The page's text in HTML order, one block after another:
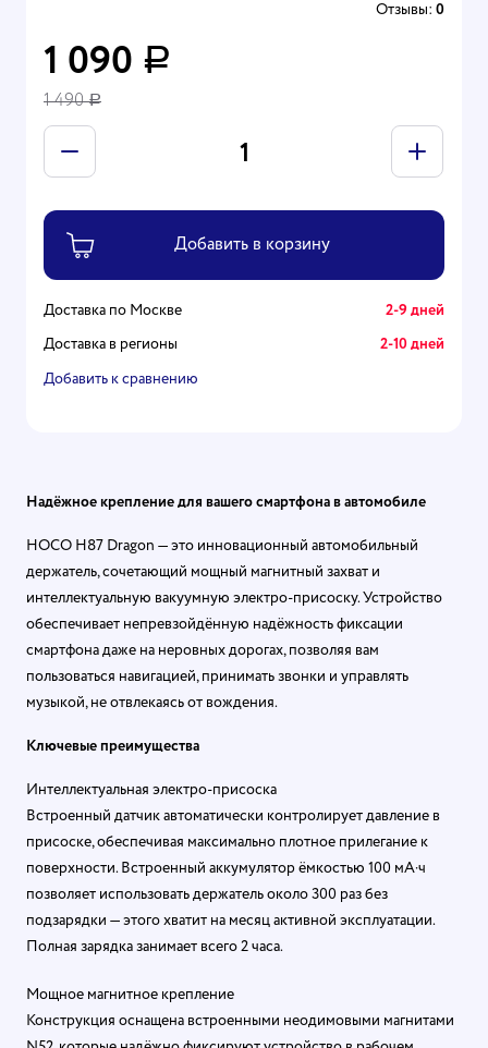
Отзывы: 0
1 090 Р
1 490Р
Доставка по Москве 2-9 дней
Доставка в регионы 2-10 дней
Добавить к сравнению
Надёжное крепление для вашего смартфона в автомобиле
HOCO H87 Dragon — это инновационный автомобильный
держатель, сочетающий мощный магнитный захват и
интеллектуальную вакуумную электро-присоску. Устройство
обеспечивает непревзойдённую надёжность фиксации
смартфона даже на неровных дорогах, позволяя вам
пользоваться навигацией, принимать звонки и управлять
музыкой, не отвлекаясь от вождения.
Ключевые преимущества
Интеллектуальная электро-присоска
Встроенный датчик автоматически контролирует давление в
присоске, обеспечивая максимально плотное прилегание к
поверхности. Встроенный аккумулятор ёмкостью 100 мА·ч
позволяет использовать держатель около 300 раз без
подзарядки — этого хватит на месяц активной эксплуатации.
Полная зарядка занимает всего 2 часа.
Мощное магнитное крепление
Конструкция оснащена встроенными неодимовыми магнитами